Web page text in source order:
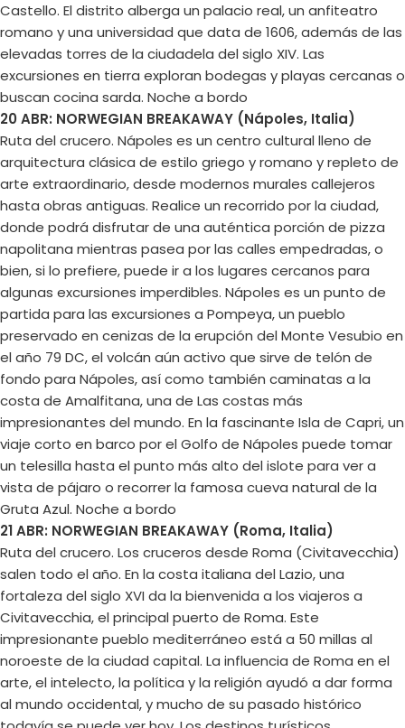
Castello. El distrito alberga un palacio real, un anfiteatro
romano y una universidad que data de 1606, además de las
elevadas torres de la ciudadela del siglo XIV. Las
excursiones en tierra exploran bodegas y playas cercanas o
buscan cocina sarda. Noche a bordo
20 ABR: NORWEGIAN BREAKAWAY (Nápoles, Italia)
Ruta del crucero. Nápoles es un centro cultural lleno de
arquitectura clásica de estilo griego y romano y repleto de
arte extraordinario, desde modernos murales callejeros
hasta obras antiguas. Realice un recorrido por la ciudad,
donde podrá disfrutar de una auténtica porción de pizza
napolitana mientras pasea por las calles empedradas, o
bien, si lo prefiere, puede ir a los lugares cercanos para
algunas excursiones imperdibles. Nápoles es un punto de
partida para las excursiones a Pompeya, un pueblo
preservado en cenizas de la erupción del Monte Vesubio en
el año 79 DC, el volcán aún activo que sirve de telón de
fondo para Nápoles, así como también caminatas a la
costa de Amalfitana, una de Las costas más
impresionantes del mundo. En la fascinante Isla de Capri, un
viaje corto en barco por el Golfo de Nápoles puede tomar
un telesilla hasta el punto más alto del islote para ver a
vista de pájaro o recorrer la famosa cueva natural de la
Gruta Azul. Noche a bordo
21 ABR: NORWEGIAN BREAKAWAY (Roma, Italia)
Ruta del crucero. Los cruceros desde Roma (Civitavecchia)
salen todo el año. En la costa italiana del Lazio, una
fortaleza del siglo XVI da la bienvenida a los viajeros a
Civitavecchia, el principal puerto de Roma. Este
impresionante pueblo mediterráneo está a 50 millas al
noroeste de la ciudad capital. La influencia de Roma en el
arte, el intelecto, la política y la religión ayudó a dar forma
al mundo occidental, y mucho de su pasado histórico